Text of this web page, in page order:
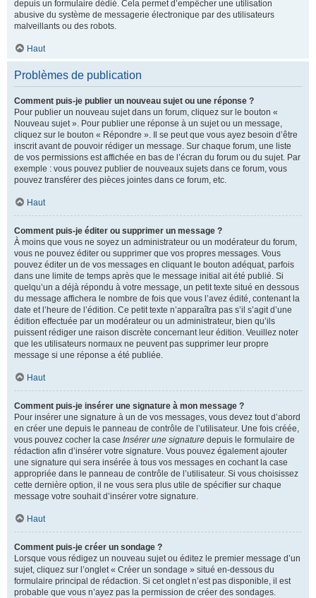
depuis un formulaire dédié. Cela permet d’empêcher une utilisation
abusive du système de messagerie électronique par des utilisateurs
malveillants ou des robots.
Haut
Problèmes de publication
Comment puis-je publier un nouveau sujet ou une réponse ?
Pour publier un nouveau sujet dans un forum, cliquez sur le bouton «
Nouveau sujet ». Pour publier une réponse à un sujet ou un message,
cliquez sur le bouton « Répondre ». Il se peut que vous ayez besoin d’être
inscrit avant de pouvoir rédiger un message. Sur chaque forum, une liste
de vos permissions est affichée en bas de l’écran du forum ou du sujet. Par
exemple : vous pouvez publier de nouveaux sujets dans ce forum, vous
pouvez transférer des pièces jointes dans ce forum, etc.
Haut
Comment puis-je éditer ou supprimer un message ?
À moins que vous ne soyez un administrateur ou un modérateur du forum,
vous ne pouvez éditer ou supprimer que vos propres messages. Vous
pouvez éditer un de vos messages en cliquant le bouton adéquat, parfois
dans une limite de temps après que le message initial ait été publié. Si
quelqu’un a déjà répondu à votre message, un petit texte situé en dessous
du message affichera le nombre de fois que vous l’avez édité, contenant la
date et l’heure de l’édition. Ce petit texte n’apparaîtra pas s’il s’agit d’une
édition effectuée par un modérateur ou un administrateur, bien qu’ils
puissent rédiger une raison discrète concernant leur édition. Veuillez noter
que les utilisateurs normaux ne peuvent pas supprimer leur propre
message si une réponse a été publiée.
Haut
Comment puis-je insérer une signature à mon message ?
Pour insérer une signature à un de vos messages, vous devez tout d’abord
en créer une depuis le panneau de contrôle de l’utilisateur. Une fois créée,
vous pouvez cocher la case Insérer une signature depuis le formulaire de
rédaction afin d’insérer votre signature. Vous pouvez également ajouter
une signature qui sera insérée à tous vos messages en cochant la case
appropriée dans le panneau de contrôle de l’utilisateur. Si vous choisissez
cette dernière option, il ne vous sera plus utile de spécifier sur chaque
message votre souhait d’insérer votre signature.
Haut
Comment puis-je créer un sondage ?
Lorsque vous rédigez un nouveau sujet ou éditez le premier message d’un
sujet, cliquez sur l’onglet « Créer un sondage » situé en-dessous du
formulaire principal de rédaction. Si cet onglet n’est pas disponible, il est
probable que vous n’ayez pas la permission de créer des sondages.